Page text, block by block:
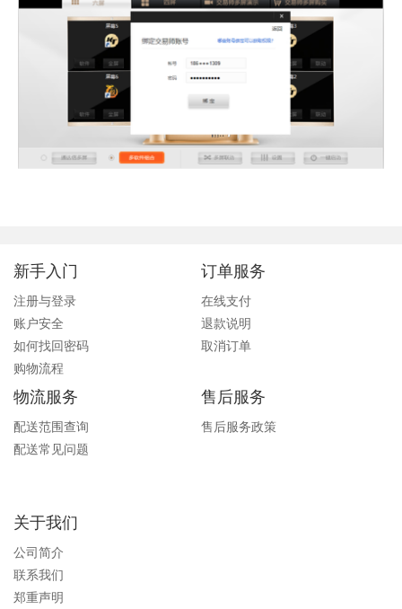
新手入门
注册与登录
账户安全
如何找回密码
购物流程
订单服务
在线支付
退款说明
取消订单
物流服务
配送范围查询
配送常见问题
售后服务
售后服务政策
关于我们
公司简介
联系我们
郑重声明